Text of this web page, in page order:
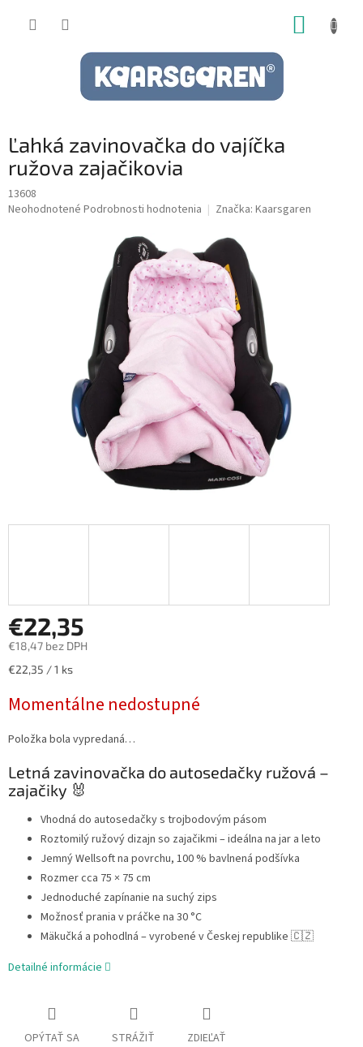
Ľahká zavinovačka do vajíčka
ružova zajačikovia
13608
Priemerné
Neohodnotené Podrobnosti hodnotenia Značka: Kaarsgaren
€22,35
€18,47 bez DPH
Jednotková
€22,35 / 1 ks
Momentálne nedostupné
Položka bola vypredaná…
Letná zavinovačka do autosedačky ružová –
zajačiky 🐰
Vhodná do autosedačky s trojbodovým pásom
Roztomilý ružový dizajn so zajačikmi – ideálna na jar a leto
Jemný Wellsoft na povrchu, 100 % bavlnená podšívka
Rozmer cca 75 × 75 cm
Jednoduché zapínanie na suchý zips
Možnosť prania v práčke na 30 °C
Mäkučká a pohodlná – vyrobené v Českej republike 🇨🇿
Detailné informácie
OPÝTAŤ SA STRÁŽIŤ ZDIEĽAŤ